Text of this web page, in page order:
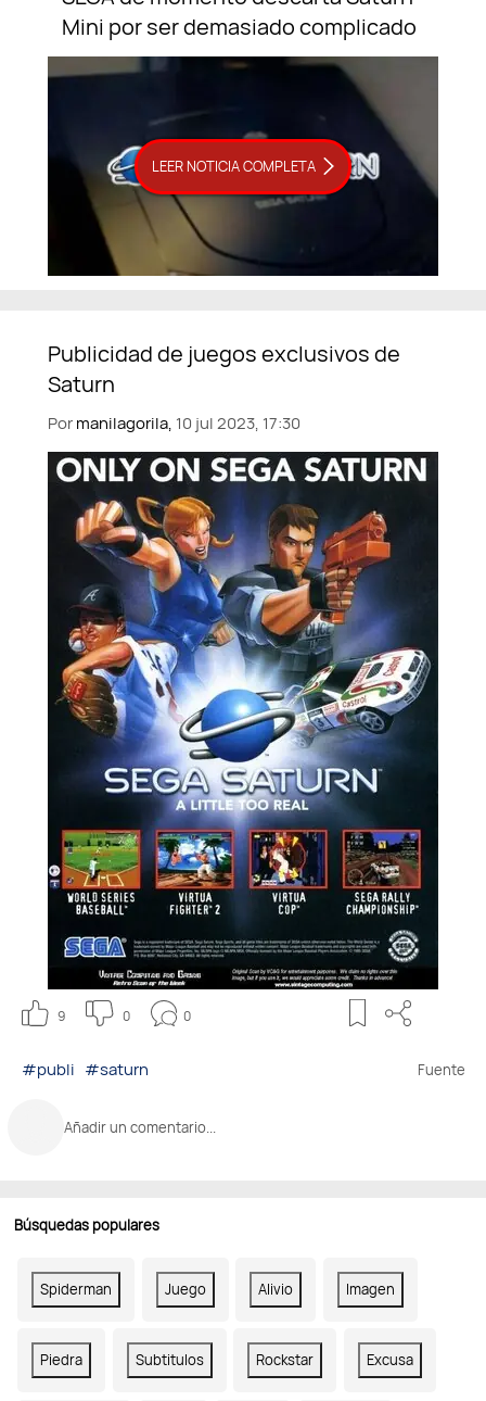
Mini por ser demasiado complicado
LEER NOTICIA COMPLETA
Pormanilagorila, 10 jul 2023, 17:30
9 0 0
#publi #saturn Fuente
Añadir un comentario...
Búsquedas populares
Spiderman Juego Alivio Imagen
Piedra Subtitulos Rockstar Excusa